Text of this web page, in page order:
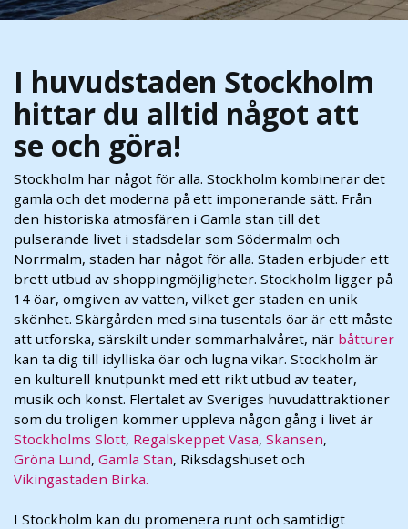
I huvudstaden Stockholm
hittar du alltid något att
se och göra!
Stockholm har något för alla. Stockholm kombinerar det
gamla och det moderna på ett imponerande sätt. Från
den historiska atmosfären i Gamla stan till det
pulserande livet i stadsdelar som Södermalm och
Norrmalm, staden har något för alla. Staden erbjuder ett
brett utbud av shoppingmöjligheter. Stockholm ligger på
14 öar, omgiven av vatten, vilket ger staden en unik
skönhet. Skärgården med sina tusentals öar är ett måste
att utforska, särskilt under sommarhalvåret, när båtturer
kan ta dig till idylliska öar och lugna vikar. Stockholm är
en kulturell knutpunkt med ett rikt utbud av teater,
musik och konst. Flertalet av Sveriges huvudattraktioner
som du troligen kommer uppleva någon gång i livet är
Stockholms Slott, Regalskeppet Vasa, Skansen,
Gröna Lund, Gamla Stan, Riksdagshuset och
Vikingastaden Birka.
I Stockholm kan du promenera runt och samtidigt